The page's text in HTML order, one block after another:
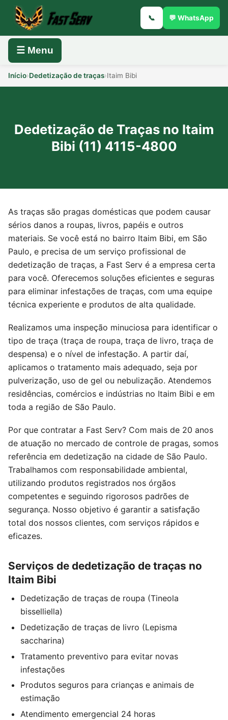
📞 💬 WhatsApp
☰ Menu
Início›Dedetização de traças›Itaim Bibi
Dedetização de Traças no Itaim
Bibi (11) 4115-4800
As traças são pragas domésticas que podem causar
sérios danos a roupas, livros, papéis e outros
materiais. Se você está no bairro Itaim Bibi, em São
Paulo, e precisa de um serviço profissional de
dedetização de traças, a Fast Serv é a empresa certa
para você. Oferecemos soluções eficientes e seguras
para eliminar infestações de traças, com uma equipe
técnica experiente e produtos de alta qualidade.
Realizamos uma inspeção minuciosa para identificar o
tipo de traça (traça de roupa, traça de livro, traça de
despensa) e o nível de infestação. A partir daí,
aplicamos o tratamento mais adequado, seja por
pulverização, uso de gel ou nebulização. Atendemos
residências, comércios e indústrias no Itaim Bibi e em
toda a região de São Paulo.
Por que contratar a Fast Serv? Com mais de 20 anos
de atuação no mercado de controle de pragas, somos
referência em dedetização na cidade de São Paulo.
Trabalhamos com responsabilidade ambiental,
utilizando produtos registrados nos órgãos
competentes e seguindo rigorosos padrões de
segurança. Nosso objetivo é garantir a satisfação
total dos nossos clientes, com serviços rápidos e
eficazes.
Serviços de dedetização de traças no
Itaim Bibi
Dedetização de traças de roupa (Tineola
bisselliella)
Dedetização de traças de livro (Lepisma
saccharina)
Tratamento preventivo para evitar novas
infestações
Produtos seguros para crianças e animais de
estimação
Atendimento emergencial 24 horas